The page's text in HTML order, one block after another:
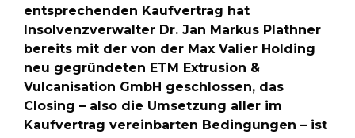
entsprechenden Kaufvertrag hat
Insolvenzverwalter Dr. Jan Markus Plathner
bereits mit der von der Max Valier Holding
neu gegründeten ETM Extrusion &
Vulcanisation GmbH geschlossen, das
Closing – also die Umsetzung aller im
Kaufvertrag vereinbarten Bedingungen – ist